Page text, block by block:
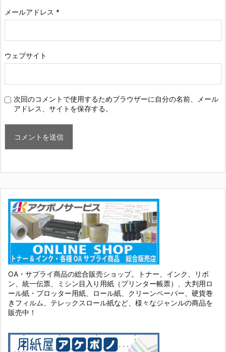
メールアドレス *
ウェブサイト
次回のコメントで使用するためブラウザーに自分の名前、メール
アドレス、サイトを保存する。
OA・サプライ商品の総合販売ショップ。トナー、インク、リボ
ン、統一伝票、ミシン目入り用紙（プリンター帳票）、大判用ロ
ール紙・プロッター用紙、ロール紙、クリーンペーパー、硬貨巻
きフィルム、テレックスロール紙など、様々なジャンルの商品を
販売中！